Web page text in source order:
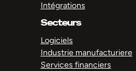
Intégrations
Secteurs
Logiciels
Industrie manufacturiere
Services financiers